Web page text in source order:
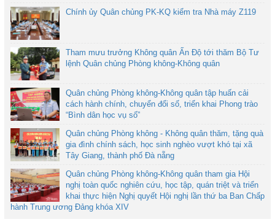
Chính ủy Quân chủng PK-KQ kiểm tra Nhà máy Z119
Tham mưu trưởng Không quân Ấn Độ tới thăm Bộ Tư
lệnh Quân chủng Phòng không-Không quân
Quân chủng Phòng không-Không quân tập huấn cải
cách hành chính, chuyển đổi số, triển khai Phong trào
“Bình dân học vụ số”
Quân chủng Phòng không - Không quân thăm, tặng quà
gia đình chính sách, học sinh nghèo vượt khó tại xã
Tây Giang, thành phố Đà nẵng
Quân chủng Phòng không-Không quân tham gia Hội
nghị toàn quốc nghiên cứu, học tập, quán triệt và triển
khai thực hiện Nghị quyết Hội nghị lần thứ ba Ban Chấp
hành Trung ương Đảng khóa XIV